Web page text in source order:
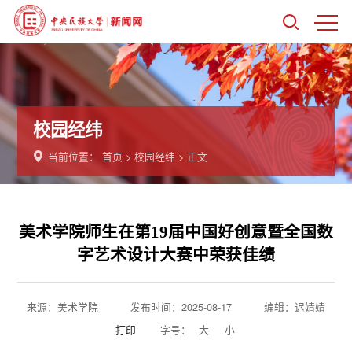
校园经纬
当前位置：首页 >校园经纬 > 正文
美术学院师生在第19届中国好创意暨全国数
字艺术设计大赛中荣获佳绩
来源：美术学院 发布时间：2025-08-17
编辑：迟婧婧
打印
字号： 大 小